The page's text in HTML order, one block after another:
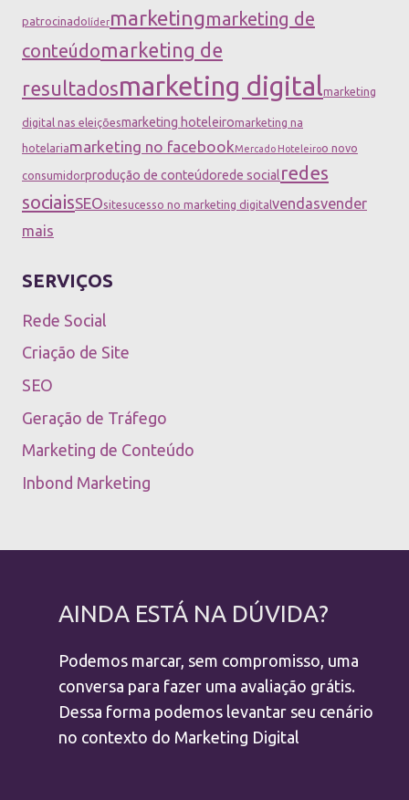
patrocinadolídermarketingmarketing de
conteúdomarketing de
resultadosmarketing digitalmarketing
digital nas eleiçõesmarketing hoteleiromarketing na
hotelariamarketing no facebookMercado Hoteleiroo novo
consumidorprodução de conteúdorede socialredes
sociaisSEOsitesucesso no marketing digitalvendasvender
mais
SERVIÇOS
Rede Social
Criação de Site
SEO
Geração de Tráfego
Marketing de Conteúdo
Inbond Marketing
AINDA ESTÁ NA DÚVIDA?
Podemos marcar, sem compromisso, uma
conversa para fazer uma avaliação grátis.
Dessa forma podemos levantar seu cenário
no contexto do Marketing Digital